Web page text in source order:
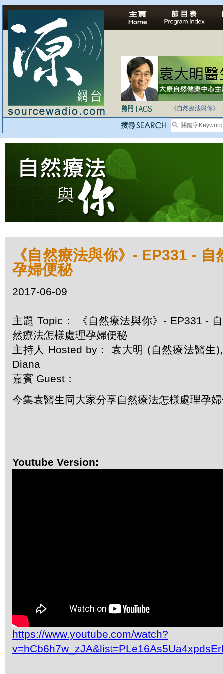
法治社會並不等同
《自然療法與你》
《自然療法與你》- EP331 -
孕婦便秘
2017-06-09
主題 Topic： 《自然療法與你》- EP331 - 自
然療法怎様處理孕婦便秘
主持人 Hosted by： 袁大明 (自然療法醫生),
Diana
嘉賓 Guest：
今集袁醫生同大家分享自然療法怎様處理孕
Youtube Version:
https://www.youtube.com/watch?